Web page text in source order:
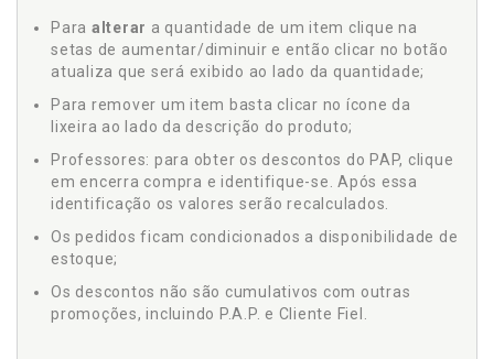
Para alterar a quantidade de um item clique na
setas de aumentar/diminuir e então clicar no botão
atualiza que será exibido ao lado da quantidade;
Para remover um item basta clicar no ícone da
lixeira ao lado da descrição do produto;
Professores: para obter os descontos do PAP, clique
em encerra compra e identifique-se. Após essa
identificação os valores serão recalculados.
Os pedidos ficam condicionados a disponibilidade de
estoque;
Os descontos não são cumulativos com outras
promoções, incluindo P.A.P. e Cliente Fiel.